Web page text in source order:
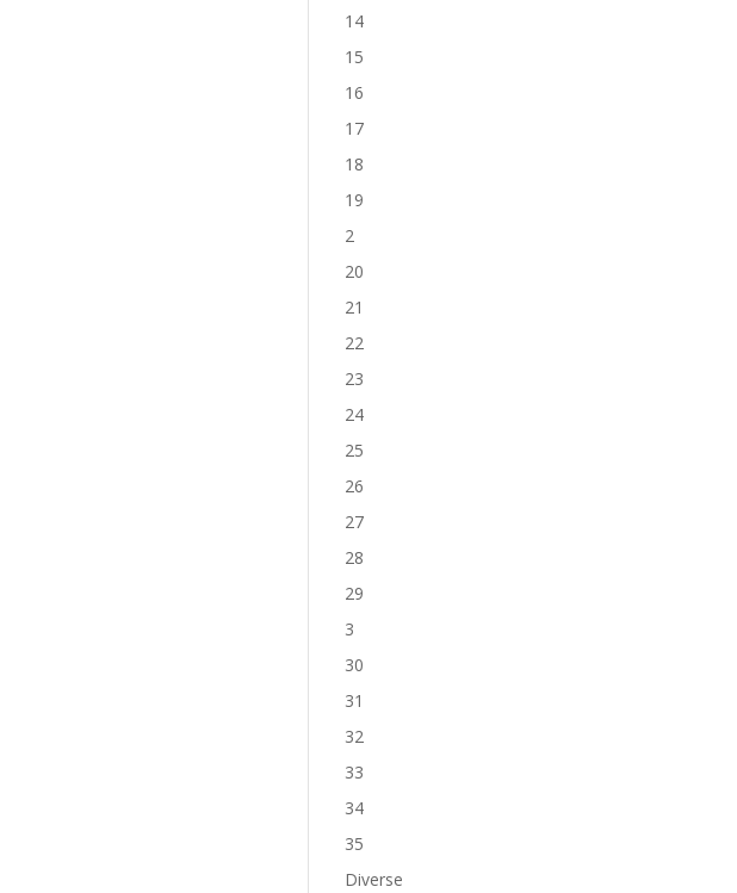
14
15
16
17
18
19
2
20
21
22
23
24
25
26
27
28
29
3
30
31
32
33
34
35
Diverse